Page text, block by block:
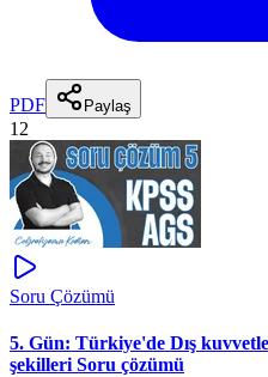
PDF Paylaş
12
Soru Çözümü
5. Gün: Türkiye'de Dış
şekilleri Soru çözümü